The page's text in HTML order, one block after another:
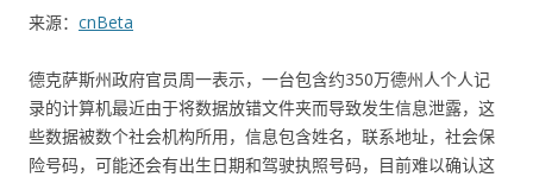
来源： cnBeta
德克萨斯州政府官员周一表示，一台包含约350万德州人个人记
录的计算机最近由于将数据放错文件夹而导致发生信息泄露，这
些数据被数个社会机构所用，信息包含姓名，联系地址，社会保
险号码，可能还会有出生日期和驾驶执照号码，目前难以确认这